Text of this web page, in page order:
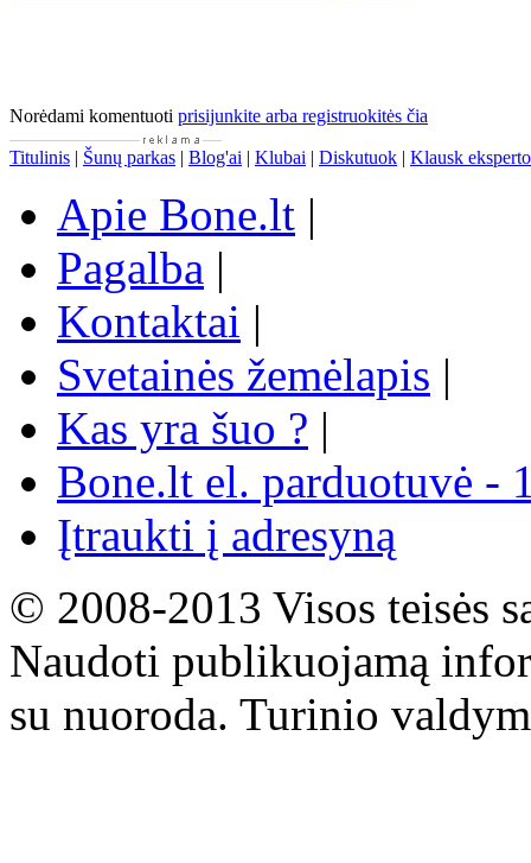
Norėdami komentuoti prisijunkite arba registruokitės čia
Titulinis | Šunų parkas | Blog'ai | Klubai | Diskutuok | Klausk eksperto
Apie Bone.lt |
Pagalba |
Kontaktai |
Svetainės žemėlapis |
Kas yra šuo ? |
Bone.lt el. parduotuvė -
Įtraukti į adresyną
© 2008-2013 Visos teisės
Naudoti publikuojamą
su nuoroda. Turinio